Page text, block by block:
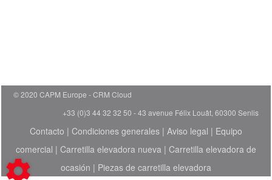
© 2020 CAPM Europe
CRM Cloud
+33 (0)3 44 32 32 50 - 43 avenue Félix Louât, 60300 Senlis
Contacto | Condiciones generales | Aviso legal | Equipo
comercial | Carretilla elevadora nueva | Carretilla elevadora de
ocasión | Piezas de carretilla elevadora